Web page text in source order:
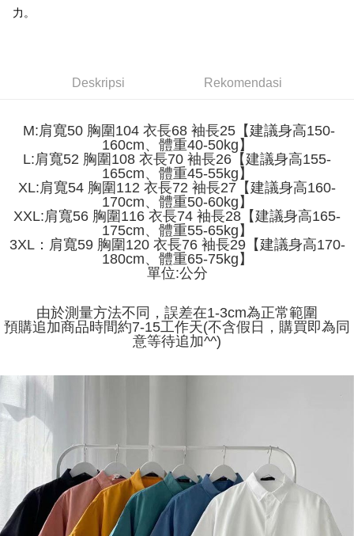
Plus PAY
[Terma Penggunaan untuk OP Pay Later]
Jika anda memilih OP Pay Later sebagai kaedah pembayaran, sistem
akan mengarahkan anda secara automatik ke proses transaksi OP Pay
Later selepas pesanan dibuat. Anda perlu mengesahkan nombor telefon
mudah alih anda, memilih bilangan ansuran, dan menetapkan tarikh
akhir pembayaran. Transaksi akan dianggap selesai setelah pembayaran
disahkan.
Had kredit yang diluluskan, tempoh ansuran yang tersedia, dan yuran
yang dikenakan adalah tertakluk kepada maklumat yang dinyatakan
pada halaman pengesahan transaksi seterusnya.
Jika transaksi tidak disahkan dalam masa 30 minit selepas pesanan
dibuat, atau jika permohonan gagal dalam proses semakan, pesanan
akan dibatalkan secara automatik. Jika permohonan gagal pada
peringkat "semakan manual", ini bermakna kriteria pemarkahan sistem
[Arahan Pembayaran]
Pembayaran ansuran melalui OP Pay Later akan dibilkan secara
berasingan dan tidak termasuk dalam bil telekom anda. SMS peringatan
pembayaran akan dihantar selepas kitaran bil bulanan.
Selepas mengakses bil melalui pautan dalam SMS, anda boleh
menyelesaikan pembayaran anda melalui salah satu saluran berikut: kod
bar kedai serbaneka, kedai runcit Taiwan Mobile, pemindahan bank,
JKOPay, atau iPASS MONEY.
Pertama, Mengenai Perkhidmatan AFTEE Beli Sekarang Bayar Kemudian
1. Dengan memilih AFTEE sebagai kaedah pembayaran, mesej
pengesahan AFTEE akan muncul.
2. Anda boleh meneruskan pembayaran selepas pengesahan SMS.
3. Tiada bayaran diperlukan apabila pesanan disahkan. Produk akan
dihantar ke alamat yang ditetapkan.
4. Setelah pesanan disahkan, anda akan menerima SMS pembayaran
manakala ahli aplikasi akan menerima pemberitahuan tolak aplikasi
AFTEE.
5. Tiada bayaran diperlukan apabila anda menerima produk. Sila buat
pembayaran di empat kedai serbaneka utama, ATM atau perbankan
dalam talian dengan SMS pembayaran atau pemberitahuan tolak aplikasi
Sila ambil perhatian bahawa tempoh pembayaran adalah 14 hari. Walau
bagaimanapun, bagi mereka yang telah memuat turun Aplikasi AFTEE
Tempoh pembayaran dikira dari masa kedai meminta pembayaran anda,
ditambah dengan bilangan hari yang boleh dilanjutkan oleh AFTEE. Anda
boleh melanjutkan tempoh pembayaran anda sebelum anda menerima
pesanan. Walau bagaimanapun, tiada jaminan bahawa anda boleh
menerima pesanan anda semasa tempoh pembayaran (cth.: produk
prapesanan atau produk yang mungkin mengambil masa yang lebih
lama untuk dihantar). Oleh itu, anda dikehendaki membuat pembayaran
kepada AFTEE dalam tempoh sama ada anda menerima pesanan.
Kedua, Sekatan Pembayaran
Pemindahan ATM
Pilihan Penghantaran
NT$45/pesanan
付款 後全家取貨
NT$45/pesanan | Penghantaran percuma untuk pesanan
NT$45/pesanan | Penghantaran percuma untuk pesanan
NT$499 atau lebih
NT$70/pesanan | Penghantaran percuma untuk pesanan
NT$499 atau lebih
力。
Deskripsi Rekomendasi
M:肩寬50 胸圍104 衣長68 袖長25【建議身高150-
160cm、體重40-50kg】
L:肩寬52 胸圍108 衣長70 袖長26【建議身高155-
165cm、體重45-55kg】
XL:肩寬54 胸圍112 衣長72 袖長27【建議身高160-
170cm、體重50-60kg】
XXL:肩寬56 胸圍116 衣長74 袖長28【建議身高165-
175cm、體重55-65kg】
3XL：肩寬59 胸圍120 衣長76 袖長29【建議身高170-
180cm、體重65-75kg】
單位:公分
由於測量方法不同，誤差在1-3cm為正常範圍
預購追加商品時間約7-15工作天(不含假日，購買即為同
意等待追加^^)